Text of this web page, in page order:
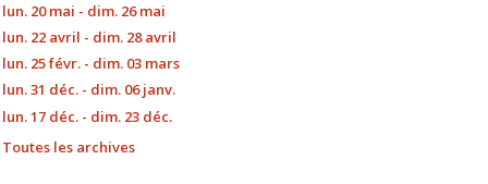
lun. 20 mai - dim. 26 mai
lun. 22 avril - dim. 28 avril
lun. 25 févr. - dim. 03 mars
lun. 31 déc. - dim. 06 janv.
lun. 17 déc. - dim. 23 déc.
Toutes les archives